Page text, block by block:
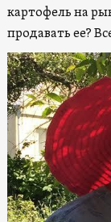
картофель на
продавать ее?